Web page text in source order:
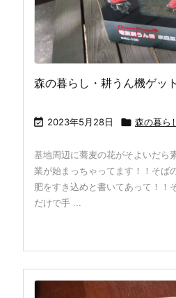
森の暮らし・耕うん機ゲッ
 2023年5月28日  森の暮ら
基地周辺に蕎麦の花がそよいだら
業が始まっちゃってます！！そば
肥をすき込めと書いてあって！！
だけで手 ...